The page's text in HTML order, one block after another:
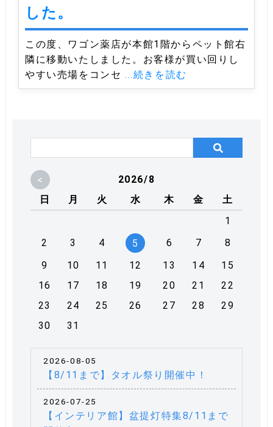
した。
この度、ワゴン薬店が本館1階からペット館右
隣に移動いたしました。お客様が買い回りし
やすい売場をコンセ ...続きを読む
<
2026/8
日
月 火 水 木 金
土
1
2
3 4 5 6 7
8
9
10 11 12 13 14
15
16
17 18 19 20 21
22
23
24 25 26 27 28
29
30
31
2026-08-05
【8/11まで】タオル祭り開催中！
2026-07-25
【インテリア館】盆提灯特集8/11まで